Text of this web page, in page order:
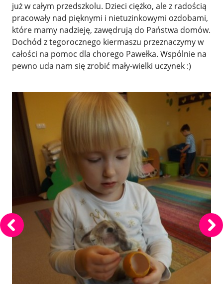
już w całym przedszkolu. Dzieci ciężko, ale z radością
pracowały nad pięknymi i nietuzinkowymi ozdobami,
które mamy nadzieję, zawędrują do Państwa domów.
Dochód z tegorocznego kiermaszu przeznaczymy w
całości na pomoc dla chorego Pawełka. Wspólnie na
pewno uda nam się zrobić mały-wielki uczynek :)